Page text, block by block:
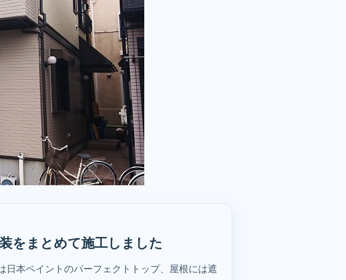
をまとめて施工しました
本ペイントのパーフェクトトップ、屋根には遮